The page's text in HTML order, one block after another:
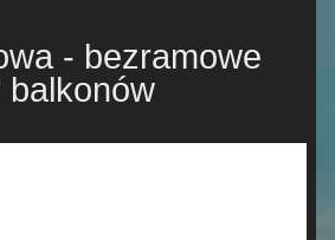
- bezramowe
balkonów